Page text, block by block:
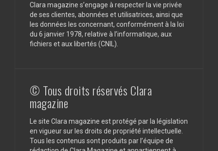
Clara magazine s’engage à respecter la vie privée
de ses clientes, abonnées et utilisatrices, ainsi que
les données les concernant, conformément à la loi
du 6 janvier 1978, relative à l’informatique, aux
fichiers et aux libertés (CNIL).
© Tous droits réservés Clara
magazine
Le site Clara magazine est protégé par la législation
en vigueur sur les droits de propriété intellectuelle.
Tous les contenus sont produits par l’équipe de